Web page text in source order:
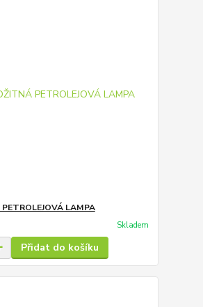
LAMPA
Skladem
Přidat do košíku